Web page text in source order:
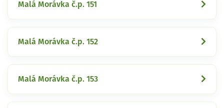
Malá Morávka č.p. 151
Malá Morávka č.p. 152
Malá Morávka č.p. 153